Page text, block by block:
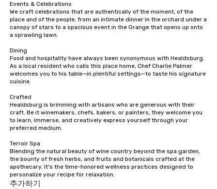
Events & Celebrations
We craft celebrations that are authentically of the moment, of the
place and of the people, from an intimate dinner in the orchard under a
canopy of stars to a spacious event in the Grange that opens up onto
a sprawling lawn.
Dining
Food and hospitality have always been synonymous with Healdsburg.
As a local resident who calls this place home, Chef Charlie Palmer
welcomes you to his table—in plentiful settings—to taste his signature
cuisine.
Crafted
Healdsburg is brimming with artisans who are generous with their
craft. Be it winemakers, chefs, bakers, or painters, they welcome you
to learn, immerse, and creatively express yourself through your
preferred medium.
Terroir Spa
Blending the natural beauty of wine country beyond the spa garden,
the bounty of fresh herbs, and fruits and botanicals crafted at the
apothecary. It's the time-honored wellness practices designed to
personalize your recipe for relaxation.
추가하기